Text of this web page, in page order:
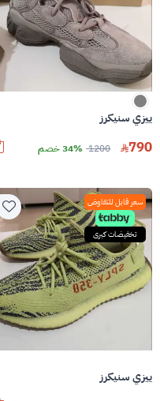
ييزي سنيكرز
790
1200 34% خصم
سعر قابل للتفاوض
تخفيضات كبرى
ييزي سنيكرز